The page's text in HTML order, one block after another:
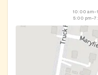
10:00
5:00